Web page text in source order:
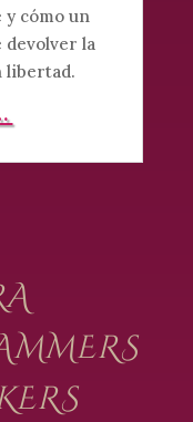
cómo un
la
libertad.